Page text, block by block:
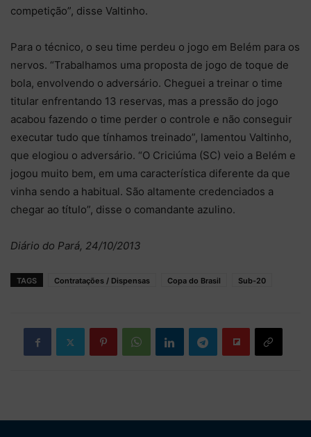
competição”, disse Valtinho.
Para o técnico, o seu time perdeu o jogo em Belém para os
nervos. “Trabalhamos uma proposta de jogo de toque de
bola, envolvendo o adversário. Cheguei a treinar o time
titular enfrentando 13 reservas, mas a pressão do jogo
acabou fazendo o time perder o controle e não conseguir
executar tudo que tínhamos treinado”, lamentou Valtinho,
que elogiou o adversário. “O Criciúma (SC) veio a Belém e
jogou muito bem, em uma característica diferente da que
vinha sendo a habitual. São altamente credenciados a
chegar ao título”, disse o comandante azulino.
Diário do Pará, 24/10/2013
TAGS Contratações / Dispensas Copa do Brasil Sub-20